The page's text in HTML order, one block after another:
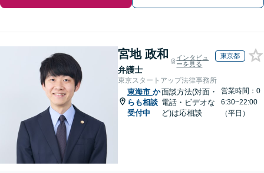
宮地 政和
弁護士
インタビュ
ーを見る
東京都
東京スタートアップ法律事務所
東海市 か
らも相談
受付中
面談方法(対面・
電話・ビデオな
ど)は応相談
営業時間：0
6:30~22:00
（平日）